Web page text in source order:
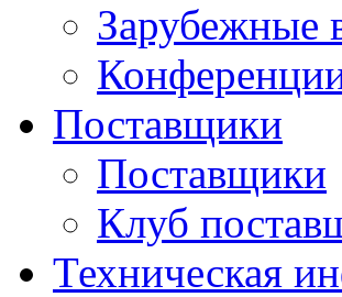
Зарубежные
Поставщики
Поставщики
Клуб
Техническая